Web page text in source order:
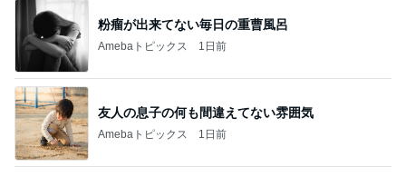
粉瘤が出来てない毎日の重曹風呂
Amebaトピックス 1日前
友人の息子の何も間違えてない雰囲気
Amebaトピックス 1日前